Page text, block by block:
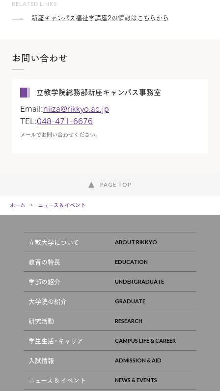
RELATED LINKS
新座キャンパス福祉学講座2の情報はこちらから
お問い合わせ
立教学院総務部新座キャンパス事務室
Email:niiza@rikkyo.ac.jp
TEL:048-471-6676
メールでお問い合わせください。
PAGE TOP
ホーム ニュース＆イベント
立教大学について
教育の特長
学部の紹介
大学院の紹介
研究活動
学生生活・キャリア
入試情報
ニュース & イベント